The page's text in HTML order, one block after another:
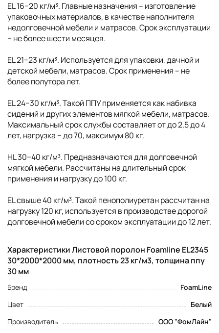
EL 16−20 кг/м³. Главные назначения – изготовление
упаковочных материалов, в качестве наполнителя
недолговечной мебели и матрасов. Срок эксплуатации
– не более шести месяцев.
EL 21−23 кг/м³. Используется для упаковки, дачной и
детской мебели, матрасов. Срок применения – не
более полутора лет.
EL 24−30 кг/м³. Такой ППУ применяется как набивка
сидений и других элементов мягкой мебели, матрасов.
Максимальный срок службы составляет от до 2,5 до 4
лет, нагрузка − до 70, максимум 80 кг.
HL 30−40 кг/м³. Предназначаются для долговечной
мягкой мебели. Рассчитаны на длительный срок
применения и нагрузку до 100 кг.
EL свыше 40 кг/м³. Такой пенополиуретан рассчитан на
нагрузку 120 кг, используется в производстве дорогой
долговечной мебели со сроком эксплуатации до 12 лет.
Характеристики Листовой поролон Foamline EL2345
30*2000*2000 мм, плотность 23 кг/м3, толщина ппу
30 мм
Бренд
FoamLine
Цвет
Белый
Производитель
ООО "ФомЛайн"